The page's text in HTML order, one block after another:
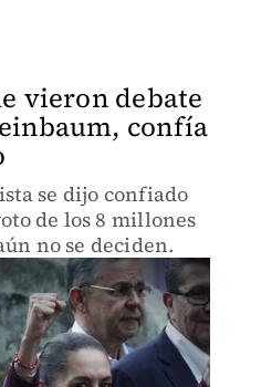
vieron debate
confía
se dijo confiado
de los 8 millones
no se deciden.